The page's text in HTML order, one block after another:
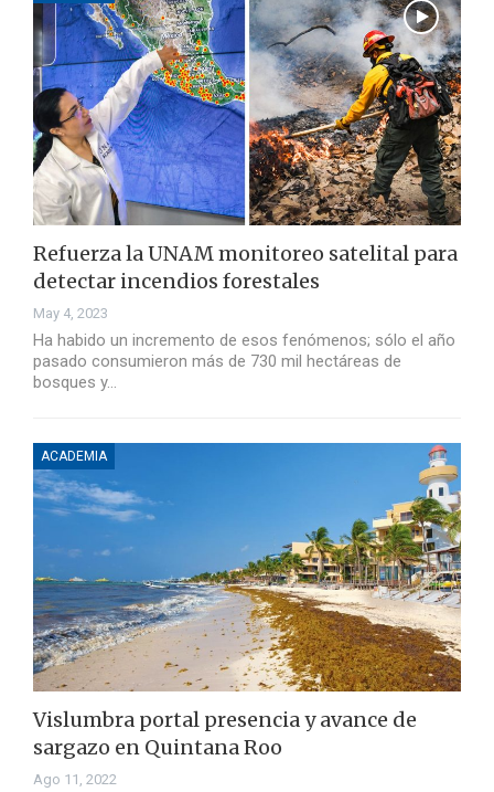
Refuerza la UNAM monitoreo satelital para
detectar incendios forestales
May 4, 2023
Ha habido un incremento de esos fenómenos; sólo el año
pasado consumieron más de 730 mil hectáreas de
bosques y…
ACADEMIA
Vislumbra portal presencia y avance de
sargazo en Quintana Roo
Ago 11, 2022